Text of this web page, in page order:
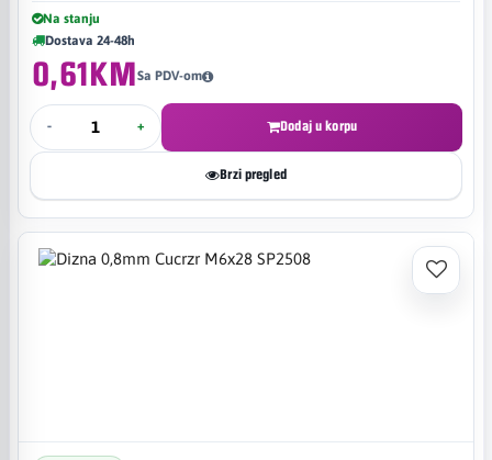
Na stanju
Dostava 24-48h
0,61KMSa PDV-om
- + Dodaj u korpu
Brzi pregled